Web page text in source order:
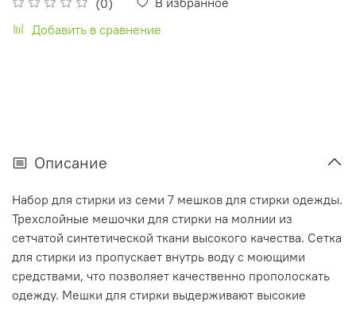
Добавить в сравнение
Описание
Набор для стирки из семи 7 мешков для стирки одежды.
Трехслойные мешочки для стирки на молнии из
сетчатой синтетической ткани высокого качества. Сетка
для стирки из пропускает внутрь воду с моющими
средствами, что позволяет качественно прополоскать
одежду. Мешки для стирки выдерживают высокие